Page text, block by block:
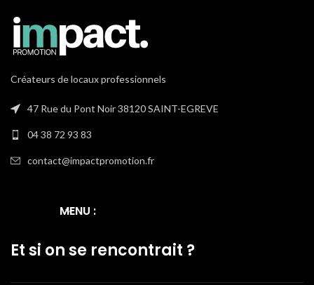
Créateurs de locaux professionnels
47 Rue du Pont Noir 38120 SAINT-EGREVE
04 38 72 93 83
contact@impactpromotion.fr
MENU :
Et si on se rencontrait ?